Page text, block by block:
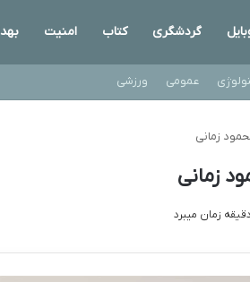
گردشگری کتاب امنیت
عمومی ورزشی
زمانی
زمانی